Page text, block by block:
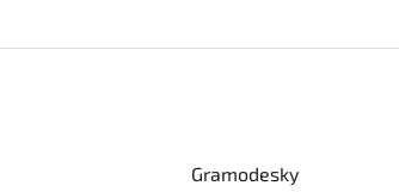
Gramodesky